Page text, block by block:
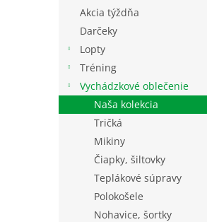
Akcia týždňa
Darčeky
Lopty
Tréning
Vychádzkové oblečenie
Naša kolekcia
Tričká
Mikiny
Čiapky, šiltovky
Teplákové súpravy
Polokošele
Nohavice, šortky